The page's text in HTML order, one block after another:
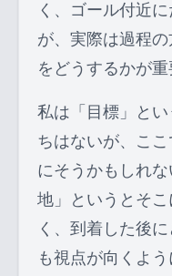
く、ゴール付近
が、実際は過程
をどうするかが重
私は「目標」と
ちはないが、こ
にそうかもしれ
地」というとそ
く、到着した後
も視点が向くよ